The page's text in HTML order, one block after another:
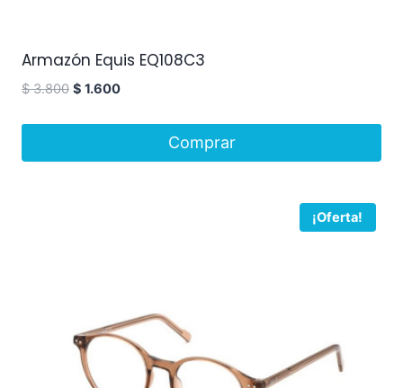
Armazón Equis EQ108C3
$3.800 $ 1.600
Comprar
¡Oferta!